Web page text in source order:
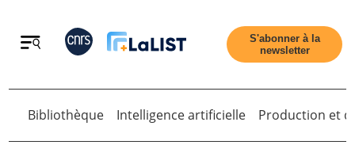
Retour
S'abonner à la
newsletter
Retour
Bibliothèque Intelligence artificielle Production et